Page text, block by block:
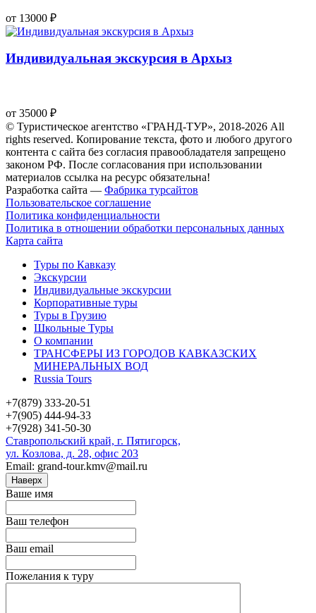
от 13000 ₽
Индивидуальная экскурсия в Архыз
от 35000 ₽
© Туристическое агентство «ГРАНД-ТУР», 2018-2026 All
rights reserved. Копирование текста, фото и любого другого
контента с сайта без согласия правообладателя запрещено
законом РФ. После согласования при использовании
материалов ссылка на ресурс обязательна!
Разработка сайта — Фабрика турсайтов
Пользовательское соглашение
Политика конфиденциальности
Политика в отношении обработки персональных данных
Карта сайта
Туры по Кавказу
Экскурсии
Индивидуальные экскурсии
Корпоративные туры
Туры в Грузию
Школьные Туры
О компании
ТРАНСФЕРЫ ИЗ ГОРОДОВ КАВКАЗСКИХ
МИНЕРАЛЬНЫХ ВОД
Russia Tours
+7(879) 333-20-51
+7(905) 444-94-33
+7(928) 341-50-30
Ставропольский край, г. Пятигорск,
ул. Козлова, д. 28, офис 203
Email: grand-tour.kmv@mail.ru
Наверх
Ваше имя
Ваш телефон
Ваш email
Пожелания к туру